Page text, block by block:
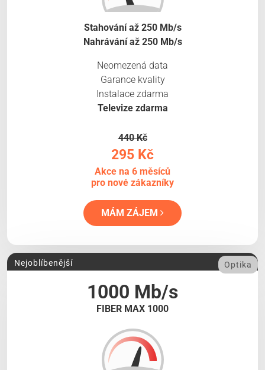
Stahování až 250 Mb/s
Nahrávání až 250 Mb/s
Neomezená data
Garance kvality
Instalace zdarma
Televize zdarma
440 Kč
295 Kč
Akce na 6 měsíců
pro nové zákazníky
MÁM ZÁJEM
1000 Mb/s
FIBER MAX 1000
Nejoblíbenější Optika